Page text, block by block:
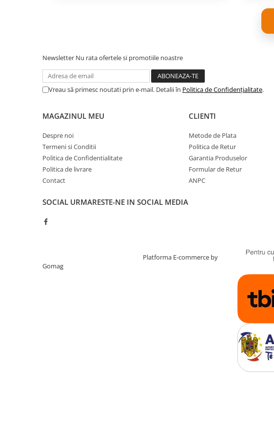
Huse protectie biciclete
Lumini bicicleta
Accesorii foto & video
Boxe Portabile
Casti Wireless
Dispozitive Spionaj
Newsletter Nu rata ofertele si promotiile noastre
Vreau să primesc noutati prin e-mail. Detalii în Politica de Confidențialitate.
MAGAZINUL MEU
Despre noi
Termeni si Conditii
Politica de Confidentialitate
Politica de livrare
Contact
CLIENTI
Metode de Plata
Politica de Retur
Garantia Produselor
Formular de Retur
ANPC
SOCIAL URMARESTE-NE IN SOCIAL MEDIA
Platforma E-commerce by
Gomag